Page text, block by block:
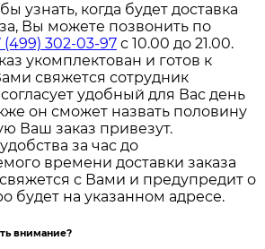
узнать, когда будет доставка
Вы можете позвонить по
(499) 302-03-97 с 10.00 до 21.00.
укомплектован и готов к
свяжется сотрудник
удобный для Вас день
он сможет назвать половину
Ваш заказ привезут.
за час до
времени доставки заказа
с Вами и предупредит о
будет на указанном адресе.
внимание?